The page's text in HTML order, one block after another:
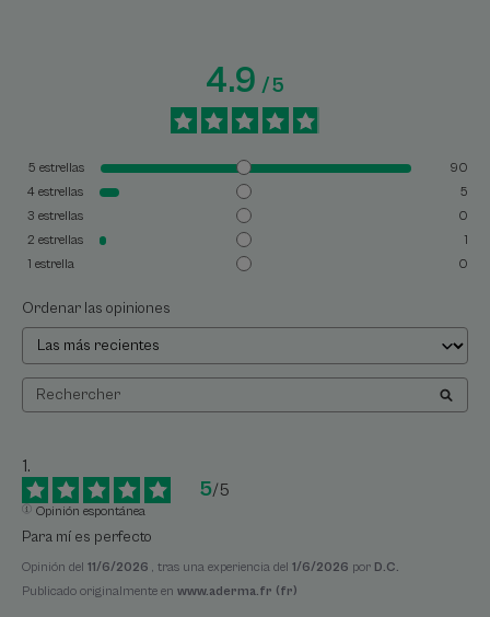
4.9/5
5 estrellas
90
4 estrellas
5
3 estrellas
0
2 estrellas
1
1 estrella 0
Ordenar las opiniones
5/5
Opinión espontánea
Para mí es perfecto
Opinión del 11/6/2026 , tras una experiencia del 1/6/2026 por D.C.
Publicado originalmente en www.aderma.fr (fr)